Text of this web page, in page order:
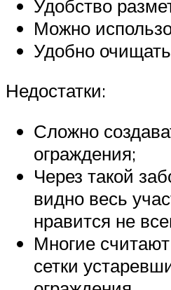
Удобство
Можно
Удобно
Недостатки:
Сложно
ограждения;
Через такой
видно весь
нравится не
Многие
сетки